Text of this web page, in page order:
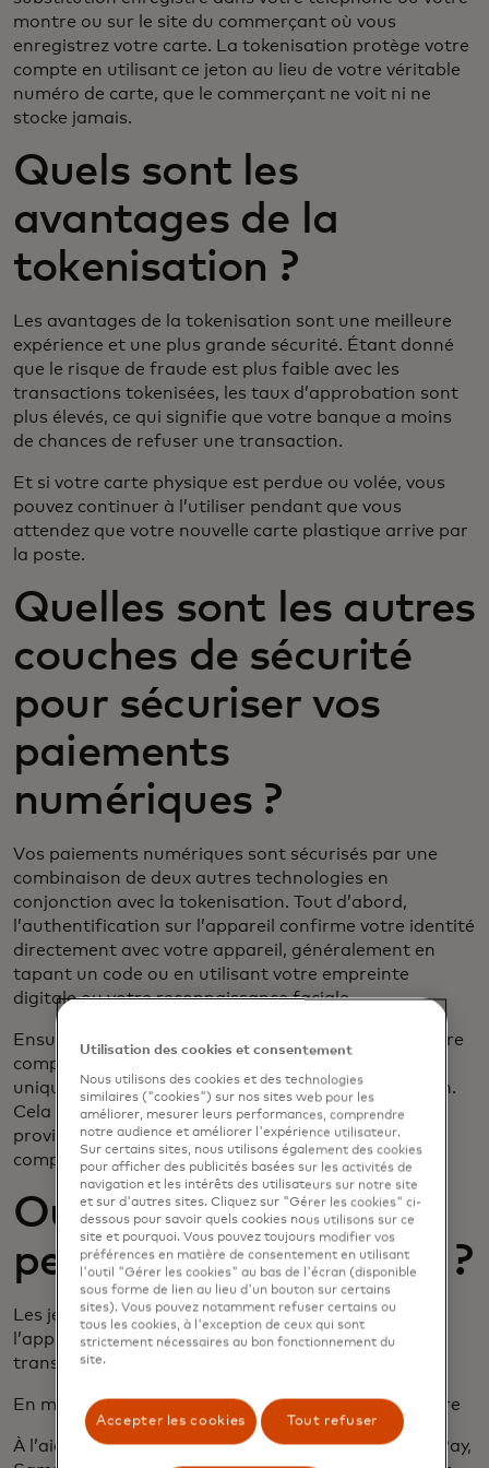
montre ou sur le site du commerçant où vous
enregistrez votre carte. La tokenisation protège votre
compte en utilisant ce jeton au lieu de votre véritable
numéro de carte, que le commerçant ne voit ni ne
stocke jamais.
Quels sont les
avantages de la
tokenisation ?
Les avantages de la tokenisation sont une meilleure
expérience et une plus grande sécurité. Étant donné
que le risque de fraude est plus faible avec les
transactions tokenisées, les taux d’approbation sont
plus élevés, ce qui signifie que votre banque a moins
de chances de refuser une transaction.
Et si votre carte physique est perdue ou volée, vous
pouvez continuer à l’utiliser pendant que vous
attendez que votre nouvelle carte plastique arrive par
la poste.
Quelles sont les autres
couches de sécurité
pour sécuriser vos
paiements
numériques ?
Vos paiements numériques sont sécurisés par une
combinaison de deux autres technologies en
conjonction avec la tokenisation. Tout d’abord,
l’authentification sur l’appareil confirme votre identité
directement avec votre appareil, généralement en
tapant un code ou en utilisant votre empreinte
digitale ou votre reconnaissance faciale.
Ensuite, la carte stockée dans votre appareil ou votre
compte marchand en ligne génère un code à usage
unique, ou cryptogramme, pour chaque transaction.
Cela permet de s’assurer que chaque transaction
provient bien de votre appareil ou d’un véritable
compte marchand.
Où la tokenisation
peut-elle être utilisée ?
Les jetons peuvent être utilisés en magasin, dans
l’application et en ligne pour effectuer des
transactions numériques sécurisées.
En magasin à l'aide d'un téléphone ou d'une montre
À l’aide d’un portefeuille numérique comme Apple Pay,
Utilisation des cookies et consentement
Nous utilisons des cookies et des technologies
similaires ("cookies") sur nos sites web pour les
améliorer, mesurer leurs performances, comprendre
notre audience et améliorer l'expérience utilisateur.
Sur certains sites, nous utilisons également des cookies
pour afficher des publicités basées sur les activités de
navigation et les intérêts des utilisateurs sur notre site
et sur d'autres sites. Cliquez sur "Gérer les cookies" ci-
dessous pour savoir quels cookies nous utilisons sur ce
site et pourquoi. Vous pouvez toujours modifier vos
préférences en matière de consentement en utilisant
l'outil "Gérer les cookies" au bas de l'écran (disponible
sous forme de lien au lieu d'un bouton sur certains
sites). Vous pouvez notamment refuser certains ou
tous les cookies, à l'exception de ceux qui sont
strictement nécessaires au bon fonctionnement du
site.
Accepter les cookies Tout refuser